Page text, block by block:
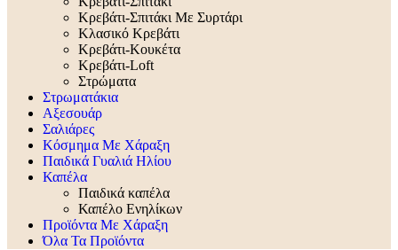
Κρεβάτι-Σπιτάκι Με Συρτάρι
Κλασικό Κρεβάτι
Κρεβάτι-Κουκέτα
Κρεβάτι-Loft
Στρώματα
Στρωματάκια
Αξεσουάρ
Σαλιάρες
Κόσμημα Με Χάραξη
Παιδικά Γυαλιά Ηλίου
Καπέλα
Παιδικά καπέλα
Καπέλο Ενηλίκων
Προϊόντα Με Χάραξη
Όλα Τα Προϊόντα